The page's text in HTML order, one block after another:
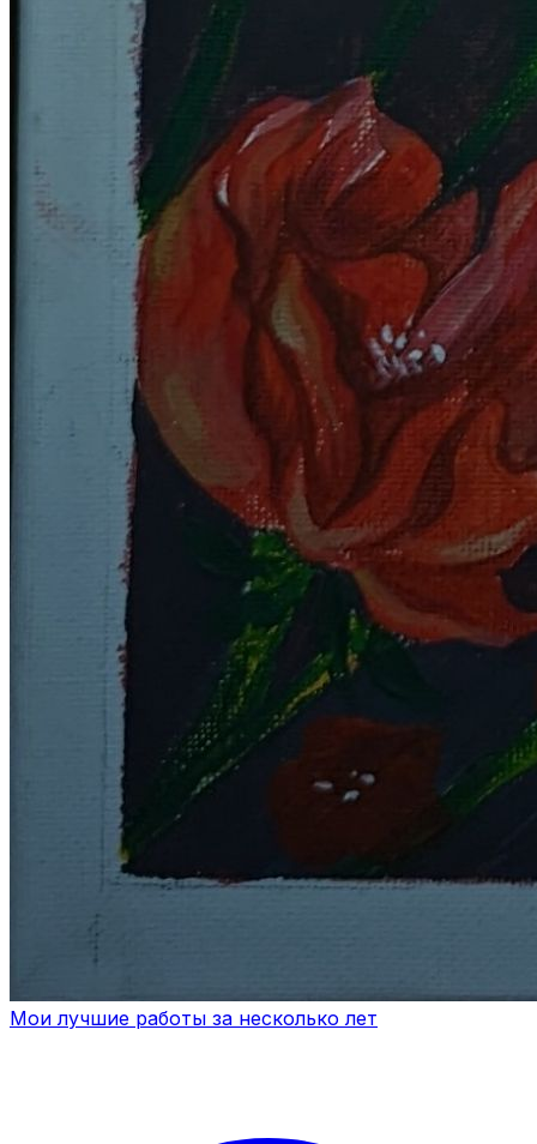
Мои лучшие работы за несколько лет